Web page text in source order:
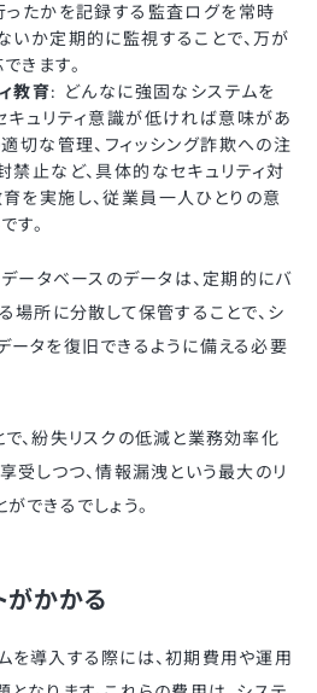
ったかを記録する監査ログを常時
いか定期的に監視することで、万が
きます。
教育: どんなに強固なシステムを
キュリティ意識が低ければ意味があ
適切な管理、フィッシング詐欺への注
禁止など、具体的なセキュリティ対
を実施し、従業員一人ひとりの意
す。
ータベースのデータは、定期的にバ
場所に分散して保管することで、シ
ータを復旧できるように備える必要
、紛失リスクの低減と業務効率化
受しつつ、情報漏洩という最大のリ
できるでしょう。
がかかる
を導入する際には、初期費用や運用